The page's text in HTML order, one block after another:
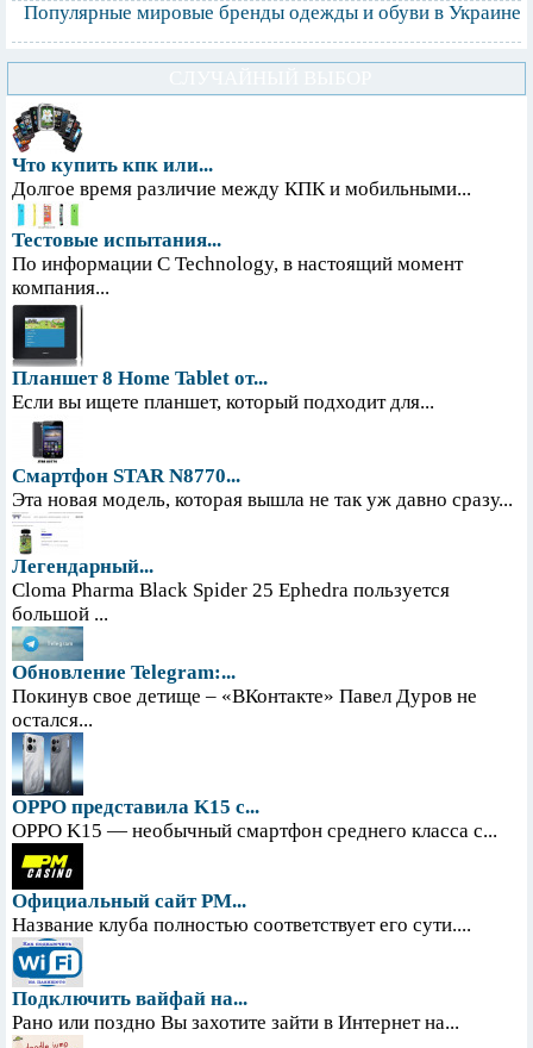
Популярные мировые бренды одежды и обуви в Украине
Что купить кпк или...
Долгое время различие между КПК и мобильными...
Тестовые испытания...
По информации С Technology, в настоящий момент
компания...
Планшет 8 Home Tablet от...
Если вы ищете планшет, который подходит для...
Смартфон STAR N8770...
Эта новая модель, которая вышла не так уж давно сразу...
Легендарный...
Cloma Pharma Black Spider 25 Ephedra пользуется
большой ...
Обновление Telegram:...
Покинув свое детище – «ВКонтакте» Павел Дуров не
остался...
OPPO представила K15 с...
OPPO K15 — необычный смартфон среднего класса с...
Официальный сайт PM...
Название клуба полностью соответствует его сути....
Подключить вайфай на...
Рано или поздно Вы захотите зайти в Интернет на...